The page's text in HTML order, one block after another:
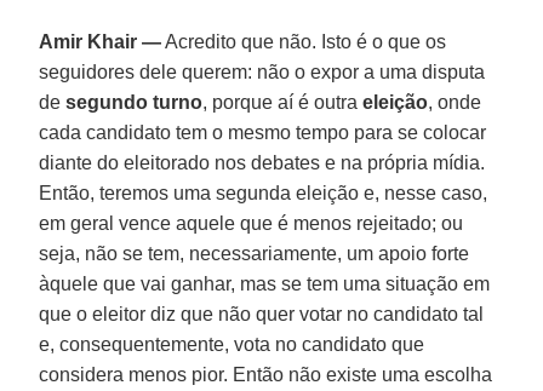
Amir Khair —Acredito que não. Isto é o que os
seguidores dele querem: não o expor a uma disputa
desegundo turno, porque aí é outraeleição, onde
cada candidato tem o mesmo tempo para se colocar
diante do eleitorado nos debates e na própria mídia.
Então, teremos uma segunda eleição e, nesse caso,
em geral vence aquele que é menos rejeitado; ou
seja, não se tem, necessariamente, um apoio forte
àquele que vai ganhar, mas se tem uma situação em
que o eleitor diz que não quer votar no candidato tal
e, consequentemente, vota no candidato que
considera menos pior. Então não existe uma escolha